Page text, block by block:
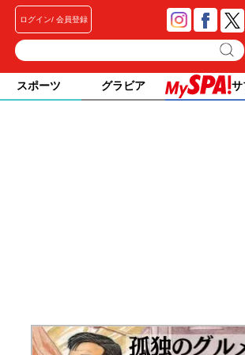
ログイン 会員登録
スポーツ グラビア サ